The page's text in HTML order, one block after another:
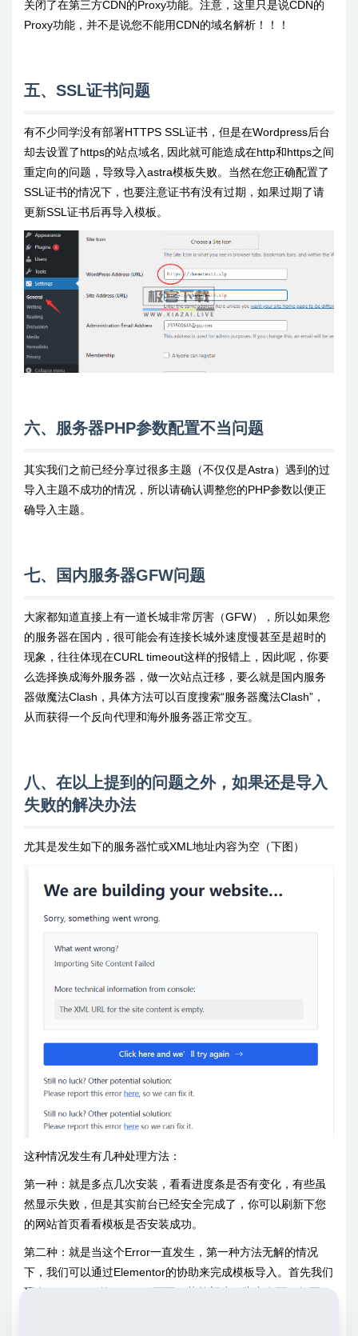
关闭了在第三方CDN的Proxy功能。注意，这里只是说CDN的
Proxy功能，并不是说您不能用CDN的域名解析！！！
五、SSL证书问题
有不少同学没有部署HTTPS SSL证书，但是在Wordpress后台
却去设置了https的站点域名, 因此就可能造成在http和https之间
重定向的问题，导致导入astra模板失败。当然在您正确配置了
SSL证书的情况下，也要注意证书有没有过期，如果过期了请
更新SSL证书后再导入模板。
六、服务器PHP参数配置不当问题
其实我们之前已经分享过很多主题（不仅仅是Astra）遇到的过
导入主题不成功的情况，所以请确认调整您的PHP参数以便正
确导入主题。
七、国内服务器GFW问题
大家都知道直接上有一道长城非常厉害（GFW），所以如果您
的服务器在国内，很可能会有连接长城外速度慢甚至是超时的
现象，往往体现在CURL timeout这样的报错上，因此呢，你要
么选择换成海外服务器，做一次站点迁移，要么就是国内服务
器做魔法Clash，具体方法可以百度搜索“服务器魔法Clash”，
从而获得一个反向代理和海外服务器正常交互。
八、在以上提到的问题之外，如果还是导入
失败的解决办法
尤其是发生如下的服务器忙或XML地址内容为空（下图）
这种情况发生有几种处理方法：
第一种：就是多点几次安装，看看进度条是否有变化，有些虽
然显示失败，但是其实前台已经安全完成了，你可以刷新下您
的网站首页看看模板是否安装成功。
第二种：就是当这个Error一直发生，第一种方法无解的情况
下，我们可以通过Elementor的协助来完成模板导入。首先我们
现在wordpress的pages（页面）菜单新建一张空白页（如图）